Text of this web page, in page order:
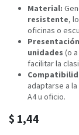
Material:
resistente,
oficinas o
unidades (o
facilitar la
adaptarse a
A4 u oficio.
$ 1,44